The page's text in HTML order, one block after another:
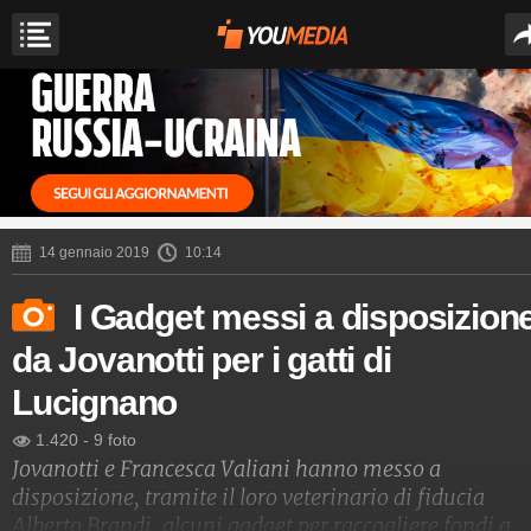
14 gennaio 2019 10:14
I Gadget messi a
da Jovanotti per i gatti di
Lucignano
1.420 - 9 foto
Jovanotti e Francesca Valiani hanno messo a
disposizione, tramite il loro veterinario di fiducia
Alberto Brandi, alcuni gadget per raccogliere fondi a